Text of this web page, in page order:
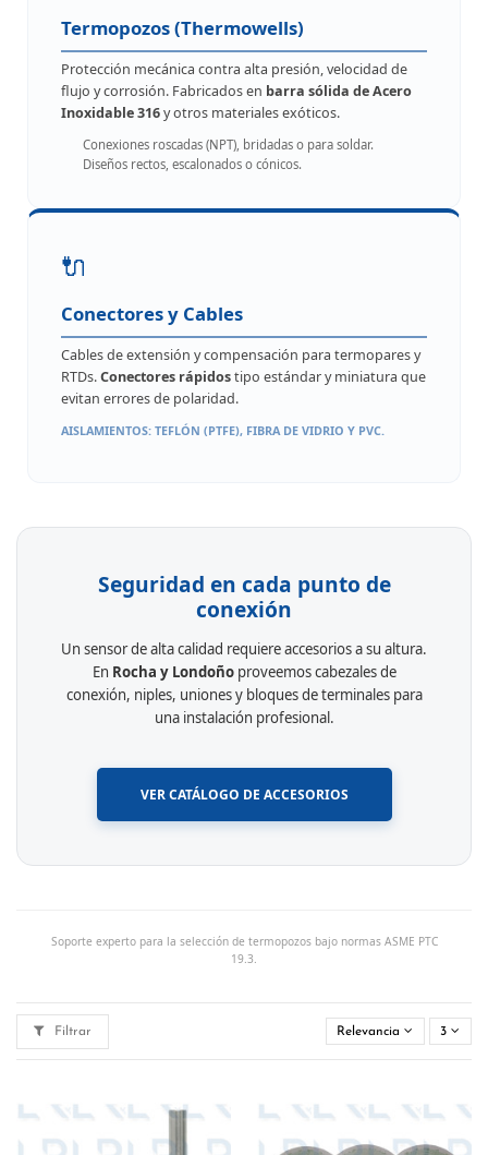
Termopozos (Thermowells)
Protección mecánica contra alta presión, velocidad de
flujo y corrosión. Fabricados en barra sólida de Acero
Inoxidable 316y otros materiales exóticos.
Conexiones roscadas (NPT), bridadas o para soldar.
Diseños rectos, escalonados o cónicos.
🔌
Conectores y Cables
Cables de extensión y compensación para termopares y
RTDs.Conectores rápidostipo estándar y miniatura que
evitan errores de polaridad.
AISLAMIENTOS: TEFLÓN (PTFE), FIBRA DE VIDRIO Y PVC.
Seguridad en cada punto de
conexión
Un sensor de alta calidad requiere accesorios a su altura.
En Rocha y Londoñoproveemos cabezales de
conexión, niples, uniones y bloques de terminales para
una instalación profesional.
VER CATÁLOGO DE ACCESORIOS
Soporte experto para la selección de termopozos bajo normas ASME PTC
19.3.
Filtrar Relevancia 3